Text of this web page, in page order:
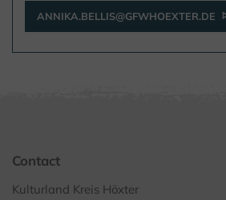
ANNIKA.BELLIS@GFWHOEXTER.DE
Contact
Kulturland Kreis Höxter